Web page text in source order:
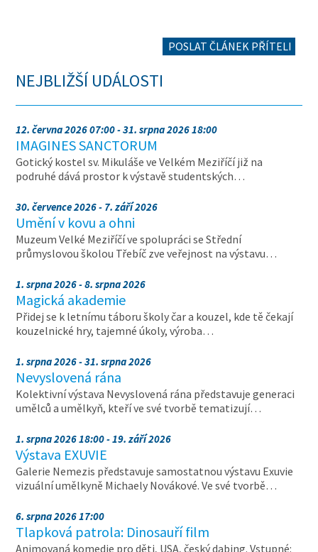
POSLAT ČLÁNEK PŘÍTELI
NEJBLIŽŠÍ UDÁLOSTI
12. června 2026 07:00 - 31. srpna 2026 18:00
IMAGINES SANCTORUM
Gotický kostel sv. Mikuláše ve Velkém Meziříčí již na
podruhé dává prostor k výstavě studentských…
30. července 2026 - 7. září 2026
Umění v kovu a ohni
Muzeum Velké Meziříčí ve spolupráci se Střední
průmyslovou školou Třebíč zve veřejnost na výstavu…
1. srpna 2026 - 8. srpna 2026
Magická akademie
Přidej se k letnímu táboru školy čar a kouzel, kde tě čekají
kouzelnické hry, tajemné úkoly, výroba…
1. srpna 2026 - 31. srpna 2026
Nevyslovená rána
Kolektivní výstava Nevyslovená rána představuje generaci
umělců a umělkyň, kteří ve své tvorbě tematizují…
1. srpna 2026 18:00 - 19. září 2026
Výstava EXUVIE
Galerie Nemezis představuje samostatnou výstavu Exuvie
vizuální umělkyně Michaely Novákové. Ve své tvorbě…
6. srpna 2026 17:00
Tlapková patrola: Dinosauří film
Animovaná komedie pro děti, USA, český dabing. Vstupné: